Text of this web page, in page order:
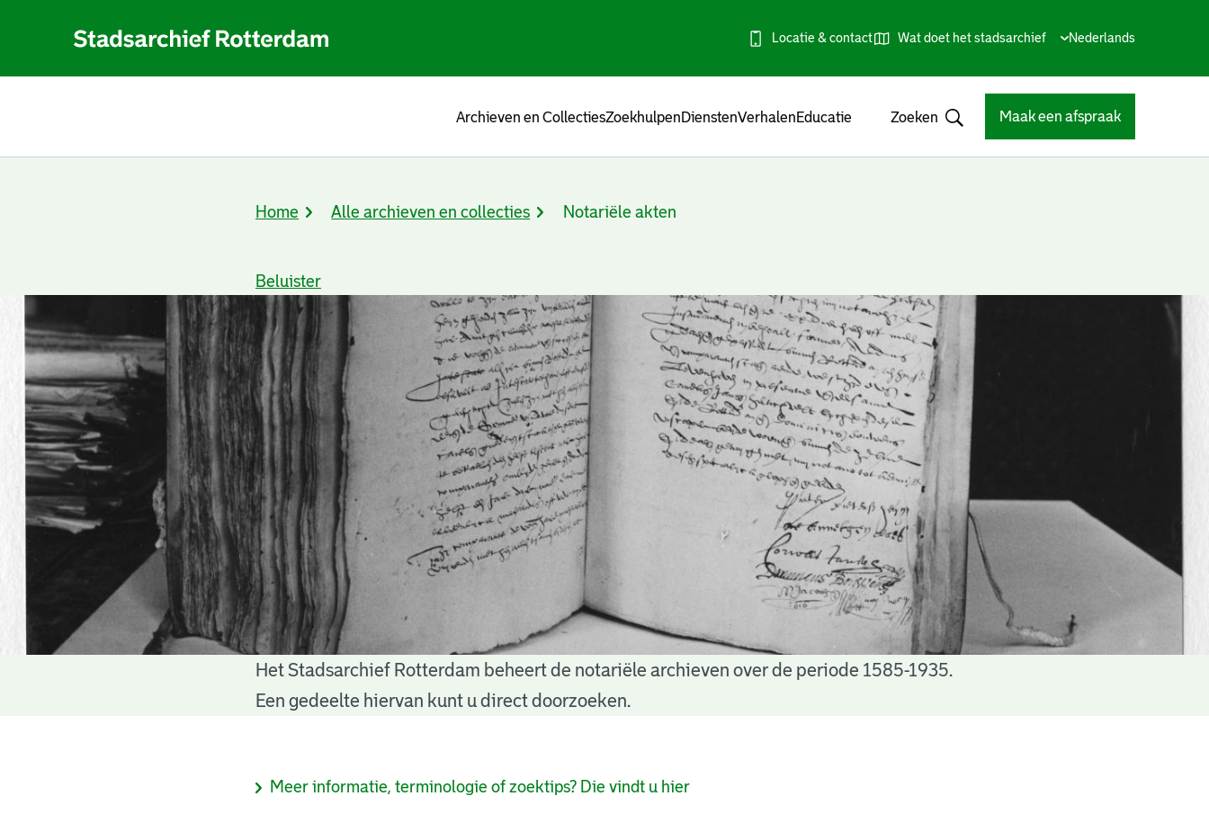
Locatie & contact Wat doet het stadsarchief
Huidige
Nederlands
Archieven en CollectiesZoekhulpenDienstenVerhalenEducatie Zoeken Maak een afspraak
Kruimelpad
Home Alle archieven en collecties Notariële akten
Beluister
Het Stadsarchief Rotterdam beheert de notariële archieven over de periode 1585-1935.
Een gedeelte hiervan kunt u direct doorzoeken.
Informatiepagina's
Meer informatie, terminologie of zoektips? Die vindt u hier